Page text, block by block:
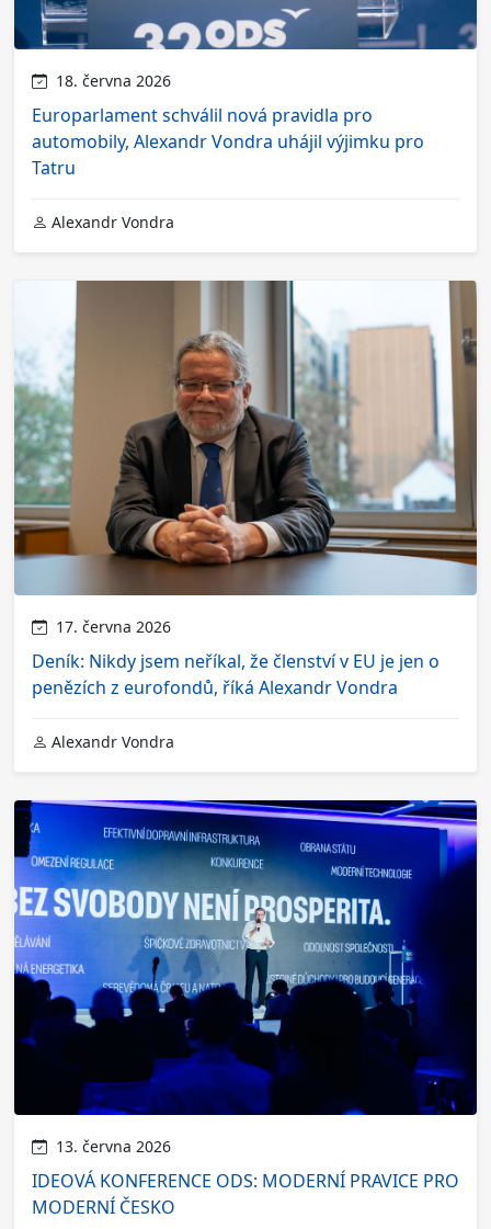
18. června 2026
Europarlament schválil nová pravidla pro
automobily, Alexandr Vondra uhájil výjimku pro
Tatru
Alexandr Vondra
17. června 2026
Deník: Nikdy jsem neříkal, že členství v EU je jen o
penězích z eurofondů, říká Alexandr Vondra
Alexandr Vondra
13. června 2026
IDEOVÁ KONFERENCE ODS: MODERNÍ PRAVICE PRO
MODERNÍ ČESKO